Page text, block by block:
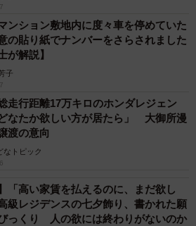
ンション敷地内に度々車を停めていた
の貼り紙でナンバーをさらされました
が解説】
子
走行距離17万キロのホンダレジェン
なたか欲しい方が居たら」 大御所漫
渡の意向
なトピック
「高い家賃を払えるのに、まだ欲し
級レジデンスの七夕飾り、書かれた願
っくり 人の欲には終わりがないのか